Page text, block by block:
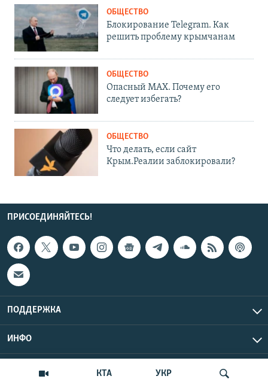
КТА УКР
ОБЩЕСТВО
Блокирование Telegram. Как
решить проблему крымчанам
ОБЩЕСТВО
Опасный MAX. Почему его
следует избегать?
ОБЩЕСТВО
Что делать, если сайт
Крым.Реалии заблокировали?
ПРИСОЕДИНЯЙТЕСЬ!
ПОДДЕРЖКА
ИНФО
Copyright Крым.Реалии, 2026 | Все права защищены.
UTC+3